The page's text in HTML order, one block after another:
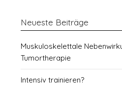
Neueste Beiträge
Muskuloskelettale
Tumortherapie
Intensiv trainieren?